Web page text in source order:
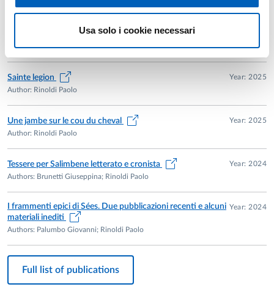
Usa solo i cookie necessari
Geste de Guillaume d'Orange
Author: Rinoldi Paolo
Sainte legion
Author: Rinoldi Paolo
Year: 2025
Une jambe sur le cou du cheval
Author: Rinoldi Paolo
Year: 2025
Tessere per Salimbene letterato e cronista
Authors: Brunetti Giuseppina; Rinoldi Paolo
Year: 2024
I frammenti epici di Sées. Due pubblicazioni recenti e alcuni
materiali inediti
Authors: Palumbo Giovanni; Rinoldi Paolo
Year: 2024
Full list of publications